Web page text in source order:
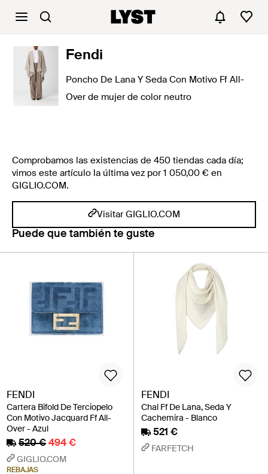
Fendi
Poncho De Lana Y Seda Con Motivo Ff All-
Over de mujer de color neutro
Comprobamos las existencias de 450 tiendas cada día;
vimos este artículo la última vez por 1 050,00 € en
GIGLIO.COM.
Visitar GIGLIO.COM
Puede que también te guste
FENDI
Cartera Bifold De Terciopelo
Con Motivo Jacquard Ff All-
Over - Azul
520 €494 €
GIGLIO.COM
REBAJAS
FENDI
Chal Ff De Lana, Seda Y
Cachemira - Blanco
521 €
FARFETCH